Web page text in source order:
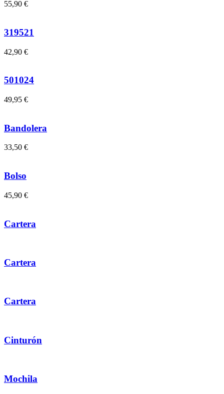
55,90 €
319521
42,90 €
501024
49,95 €
Bandolera
33,50 €
Bolso
45,90 €
Cartera
Cartera
Cartera
Cinturón
Mochila